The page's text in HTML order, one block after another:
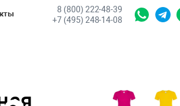
8 (800) 222-48-39
+7 (495) 248-14-08